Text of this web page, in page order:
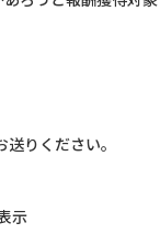
りください。
示